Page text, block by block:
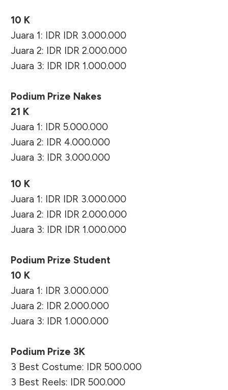
10 K
Juara 1: IDR IDR 3.000.000
Juara 2: IDR IDR 2.000.000
Juara 3: IDR IDR 1.000.000
Podium Prize Nakes
21 K
Juara 1: IDR 5.000.000
Juara 2: IDR 4.000.000
Juara 3: IDR 3.000.000
10 K
Juara 1: IDR IDR 3.000.000
Juara 2: IDR IDR 2.000.000
Juara 3: IDR IDR 1.000.000
Podium Prize Student
10 K
Juara 1: IDR 3.000.000
Juara 2: IDR 2.000.000
Juara 3: IDR 1.000.000
Podium Prize 3K
3 Best Costume: IDR 500.000
3 Best Reels: IDR 500.000